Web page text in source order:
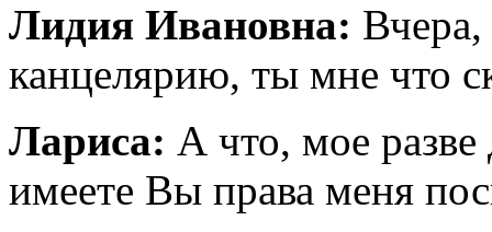
Лидия Ивановна: Вчера,
канцелярию, ты мне что
Лариса: А что, мое
имеете Вы права меня